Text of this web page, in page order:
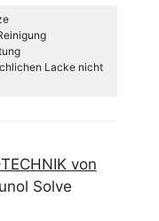
Lacke nicht
von
Solve